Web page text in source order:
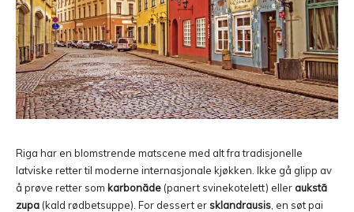
Riga har en blomstrende matscene med alt fra tradisjonelle
latviske retter til moderne internasjonale kjøkken. Ikke gå glipp av
å prøve retter som karbonāde (panert svinekotelett) eller aukstā
zupa (kald rødbetsuppe). For dessert ersklandrausis , en søt pai